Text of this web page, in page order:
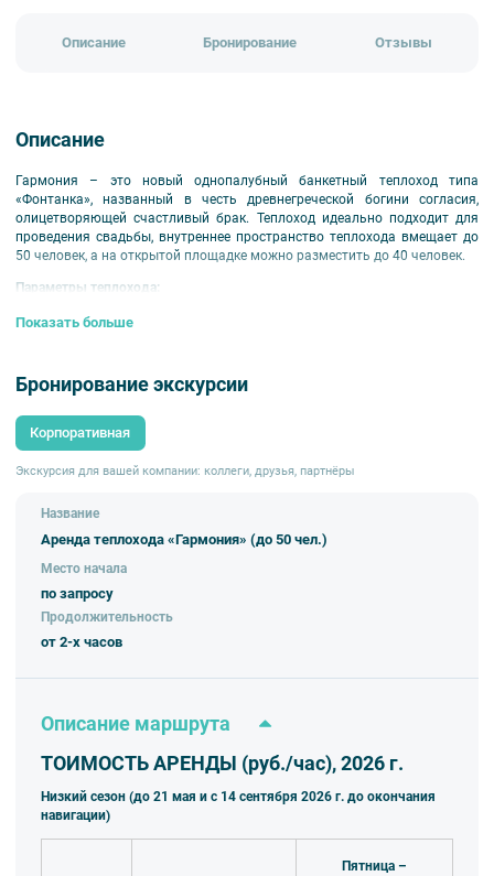
Описание Бронирование Отзывы
Описание
Гармония – это новый однопалубный банкетный теплоход типа
«Фонтанка», названный в честь древнегреческой богини согласия,
олицетворяющей счастливый брак. Теплоход идеально подходит для
проведения свадьбы, внутреннее пространство теплохода вмещает до
50 человек, а на открытой площадке можно разместить до 40 человек.
Параметры теплохода:
Гостей на банкет: 10-48
Ширина: 5.5 м
Год выпуска: 2018
Показать больше
Бронирование экскурсии
Корпоративная
Экскурсия для вашей компании: коллеги, друзья, партнёры
Название
Аренда теплохода «Гармония» (до 50 чел.)
Место начала
по запросу
Продолжительность
от 2-х часов
Описание маршрута
ТОИМОСТЬ АРЕНДЫ (руб./час), 2026 г.
Низкий сезон (до 21 мая и с 14 сентября 2026 г. до окончания
навигации)
Пятница –